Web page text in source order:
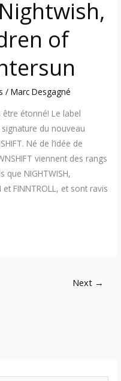
of
/Marc Desgagné
étonné! Le label
du nouveau
Né de l’idée de
viennent des rangs
que NIGHTWISH,
et FINNTROLL, et sont ravis
Next →